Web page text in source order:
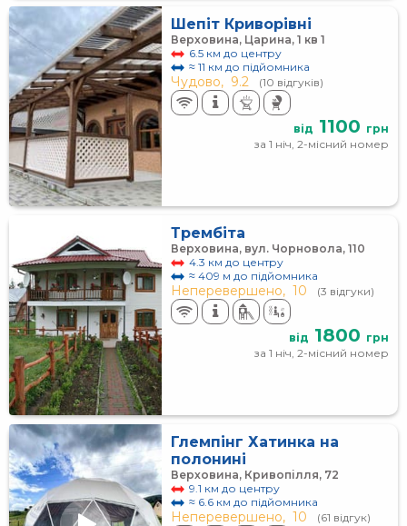
Шепіт Криворівні
Верховина, Царина, 1 кв 1
6.5 км до центру
≈ 11 км до підйомника
Чудово, 9.2 (10 відгуків)
від 1100 грн
за 1 ніч, 2-місний номер
Трембіта
Верховина, вул. Чорновола, 110
4.3 км до центру
≈ 409 м до підйомника
Неперевершено, 10 (3 відгуки)
від 1800 грн
за 1 ніч, 2-місний номер
Глемпінг Хатинка на
полонині
Верховина, Кривопілля, 72
9.1 км до центру
≈ 6.6 км до підйомника
Неперевершено, 10 (61 відгук)